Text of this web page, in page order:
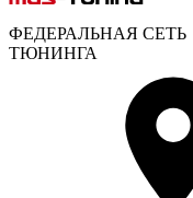
ФЕДЕРАЛЬНАЯ СЕТЬ
ТЮНИНГА